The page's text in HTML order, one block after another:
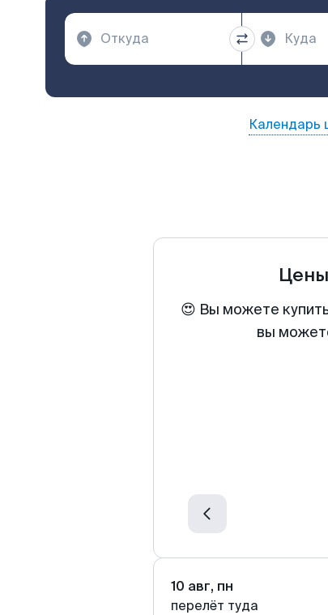
Календарь
😍 Вы можете
вы
10 авг, пн
перелёт туда